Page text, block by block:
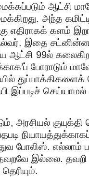
ஆட்சி
அந்த
எதிராகக் களம்
இதை
ஆட்சி 99ல்
போராடும்
இப்படிச்
அரசியல்
போலிஸ். எல்லாம்
இல்லை. தவறி